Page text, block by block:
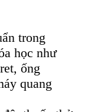
trong
học như
ống
quang